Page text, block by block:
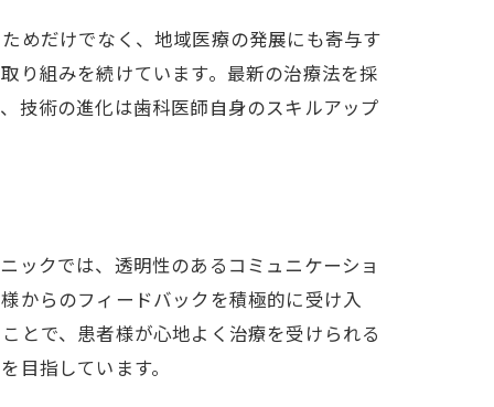
めだけでなく、地域医療の発展にも寄与す
り組みを続けています。最新の治療法を採
技術の進化は歯科医師自身のスキルアップ
ックでは、透明性のあるコミュニケーショ
からのフィードバックを積極的に受け入
とで、患者様が心地よく治療を受けられる
目指しています。